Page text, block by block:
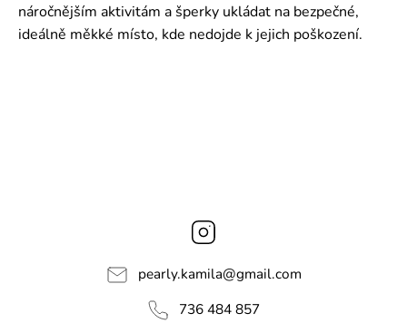
náročnějším aktivitám a šperky ukládat na bezpečné,
ideálně měkké místo, kde nedojde k jejich poškození.
pearly.kamila@gmail.com
736 484 857